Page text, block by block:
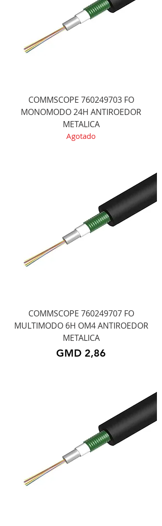
COMMSCOPE 760249703 FO
MONOMODO 24H ANTIROEDOR
METALICA
Agotado
COMMSCOPE 760249707 FO
MULTIMODO 6H OM4 ANTIROEDOR
METALICA
Precio
GMD 2,86